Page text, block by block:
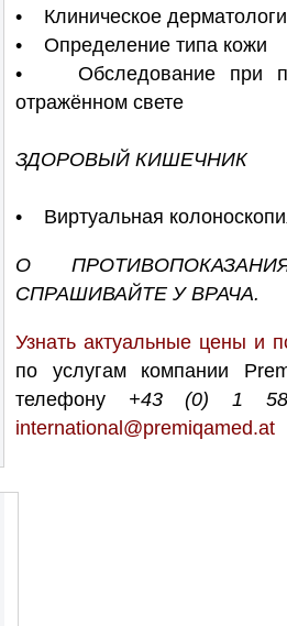
• Клиническое
• Определение типа кожи
• Обследование при
отражённом свете
ЗДОРОВЫЙ КИШЕЧНИК
• Виртуальная
О
СПРАШИВАЙТЕ У ВРАЧА.
Узнать актуальные цены и
по услугам компании
телефону +43 (0) 1
international@premiqamed.at